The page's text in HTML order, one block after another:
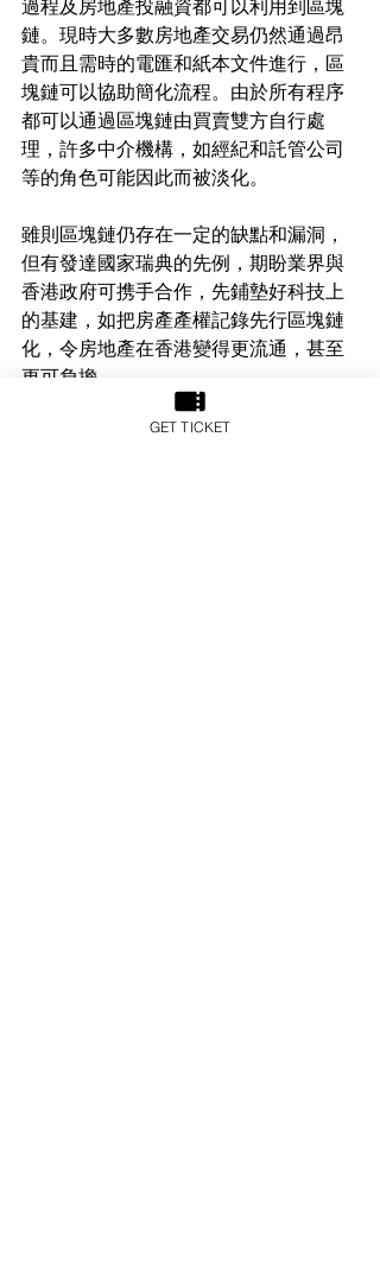
過程及房地產投融資都可以利用到區塊
鏈。現時大多數房地產交易仍然通過昂
貴而且需時的電匯和紙本文件進行，區
塊鏈可以協助簡化流程。由於所有程序
都可以通過區塊鏈由買賣雙方自行處
理，許多中介機構，如經紀和託管公司
等的角色可能因此而被淡化。
雖則區塊鏈仍存在一定的缺點和漏洞，
但有發達國家瑞典的先例，期盼業界與
香港政府可携手合作，先鋪墊好科技上
的基建，如把房產產權記錄先行區塊鏈
化，令房地產在香港變得更流通，甚至
更可負擔。
Leo Lo 盧銘恩GET TICKET